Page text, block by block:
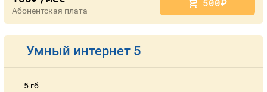
Абонентская плата
500руб.
Умный интернет 5
5 гб